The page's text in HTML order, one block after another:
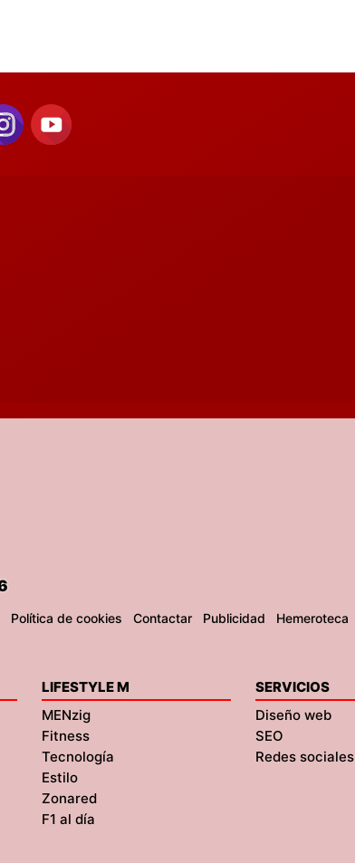
Política de cookies Contactar Publicidad Hemeroteca
LIFESTYLE M
MENzig
Fitness
Tecnología
Estilo
Zonared
F1 al día
SERVICIOS
Diseño web
SEO
Redes sociales